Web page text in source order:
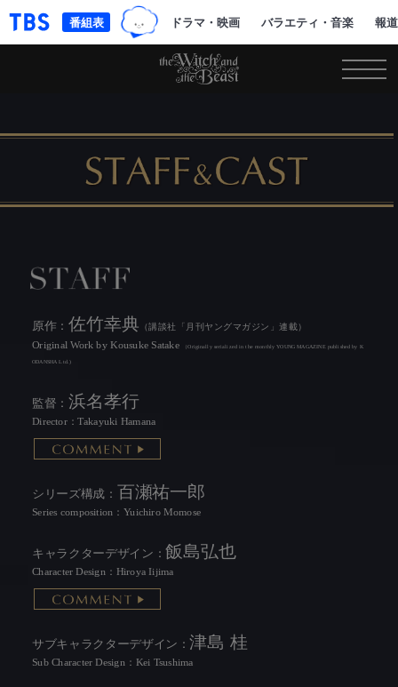
「TBSテレビ｜ときめくときを。」トップページ
TBSグループキャラクター『ワク
ドラマ・映画 バラエティ・音楽 報
番組表
原作： 佐竹幸典 （講談社「月刊ヤングマガジン」連載）
Original Work by Kousuke Satake （Originally serialized in the monthly YOUNG MAGAZINE published by K
ODANSHA Ltd.)
監督： 浜名孝行
Director：Takayuki Hamana
シリーズ構成： 百瀬祐一郎
Series composition：Yuichiro Momose
キャラクターデザイン： 飯島弘也
Character Design：Hiroya Iijima
サブキャラクターデザイン： 津島 桂
Sub Character Design：Kei Tsushima